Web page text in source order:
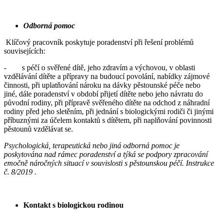
Odborná pomoc
Klíčový pracovník poskytuje poradenství při řešení problémů
souvisejících:
- s péčí o svěřené dítě, jeho zdravím a výchovou, v oblasti
vzdělávání dítěte a přípravy na budoucí povolání, nabídky zájmové
činnosti, při uplatňování nároku na dávky pěstounské péče nebo
jiné, dále poradenství v období přijetí dítěte nebo jeho návratu do
původní rodiny, při přípravě svěřeného dítěte na odchod z náhradní
rodiny před jeho sletěním, při jednání s biologickými rodiči či jinými
příbuznými za účelem kontaktů s dítětem, při naplňování povinnosti
pěstounů vzdělávat se.
Psychologická, terapeutická nebo jiná odborná pomoc je
poskytována nad rámec poradenství a týká se podpory zpracování
emočně náročných situací v souvislosti s pěstounskou péčí. Instrukce
č. 8/2019 .
Kontakt s biologickou rodinou